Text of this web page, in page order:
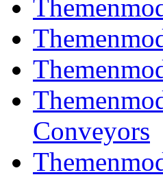
Conveyors